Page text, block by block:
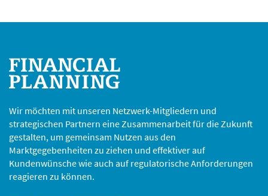
Wir möchten mit unseren Netzwerk-Mitgliedern und
strategischen Partnern eine Zusammenarbeit für die Zukunft
gestalten, um gemeinsam Nutzen aus den
Marktgegebenheiten zu ziehen und effektiver auf
Kundenwünsche wie auch auf regulatorische Anforderungen
reagieren zu können.